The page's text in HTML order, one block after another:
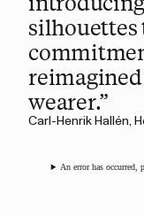
silhouettes
wearer.”
Carl-Henrik Hallén,
An error has occurred,